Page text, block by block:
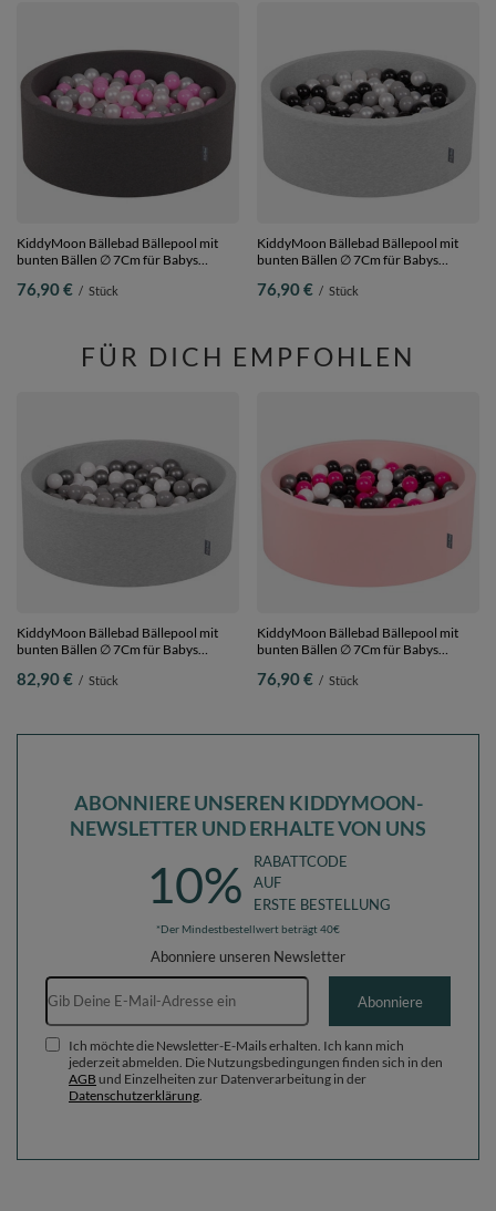
KiddyMoon Bällebad Bällepool mit
bunten Bällen ∅ 7Cm für Babys
200 Bälle
76,90 € / Stück
KiddyMoon Bällebad Bällepool mit
bunten Bällen ∅ 7Cm für Babys
hellgrau:schwarz/grau/perle, 90 x 30
76,90 € / Stück
FÜR DICH EMPFOHLEN
KiddyMoon Bällebad Bällepool mit
bunten Bällen ∅ 7Cm für Babys
hellgrau:weiß/grau/silbern, 90 x 30 cm
82,90 € / Stück
KiddyMoon Bällebad Bällepool mit
bunten Bällen ∅ 7Cm für Babys
pink:weiß/schwarz/silbern/dunkelpink,
76,90 € / Stück
ABONNIERE UNSEREN KIDDYMOON-
NEWSLETTER UND ERHALTE VON UNS
10%
RABATTCODE
AUF
ERSTE BESTELLUNG
*Der Mindestbestellwert beträgt 40€
Abonniere unseren Newsletter
E-Mail-Adresse
Abonniere
Ich möchte die Newsletter-E-Mails erhalten. Ich kann mich
jederzeit abmelden. Die Nutzungsbedingungen finden sich in den
AGB und Einzelheiten zur Datenverarbeitung in der
Datenschutzerklärung